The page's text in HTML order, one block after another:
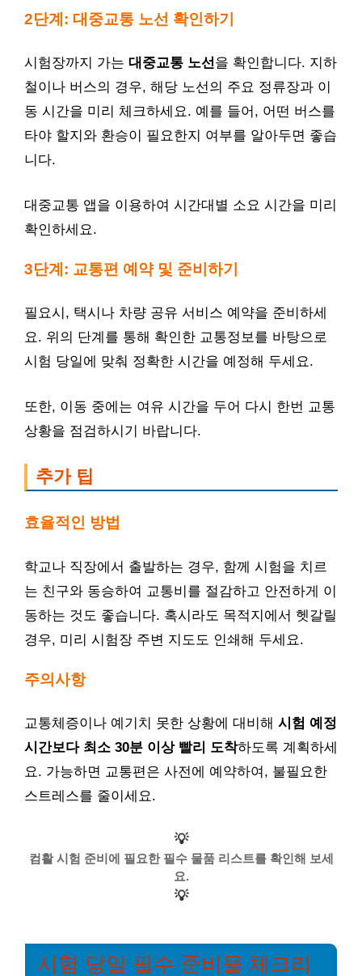
2단계: 대중교통 노선 확인하기
시험장까지 가는 대중교통 노선을 확인합니다. 지하
철이나 버스의 경우, 해당 노선의 주요 정류장과 이
동 시간을 미리 체크하세요. 예를 들어, 어떤 버스를
타야 할지와 환승이 필요한지 여부를 알아두면 좋습
니다.
대중교통 앱을 이용하여 시간대별 소요 시간을 미리
확인하세요.
3단계: 교통편 예약 및 준비하기
필요시, 택시나 차량 공유 서비스 예약을 준비하세
요. 위의 단계를 통해 확인한 교통정보를 바탕으로
시험 당일에 맞춰 정확한 시간을 예정해 두세요.
또한, 이동 중에는 여유 시간을 두어 다시 한번 교통
상황을 점검하시기 바랍니다.
추가 팁
효율적인 방법
학교나 직장에서 출발하는 경우, 함께 시험을 치르
는 친구와 동승하여 교통비를 절감하고 안전하게 이
동하는 것도 좋습니다. 혹시라도 목적지에서 헷갈릴
경우, 미리 시험장 주변 지도도 인쇄해 두세요.
주의사항
교통체증이나 예기치 못한 상황에 대비해 시험 예정
시간보다 최소 30분 이상 빨리 도착하도록 계획하세
요. 가능하면 교통편은 사전에 예약하여, 불필요한
스트레스를 줄이세요.
💡
컴활 시험 준비에 필요한 필수 물품 리스트를 확인해 보세
요.
💡
시험 당일 필수 준비물 체크리